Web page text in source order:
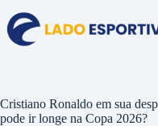
para
conteúdo
Cristiano Ronaldo em sua
pode ir longe na Copa 2026?